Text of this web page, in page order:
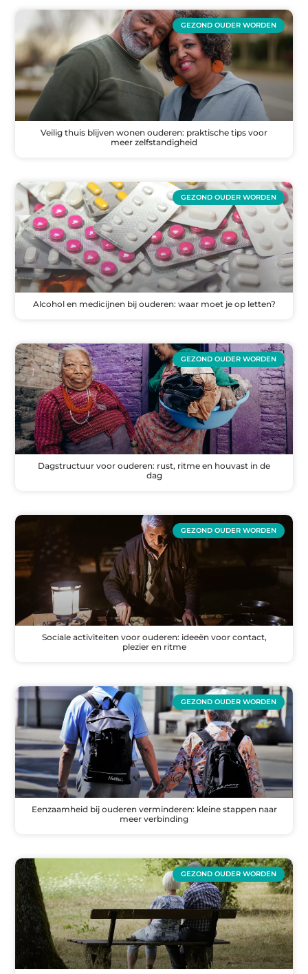
GEZOND OUDER WORDEN
Veilig thuis blijven wonen ouderen: praktische tips voor
meer zelfstandigheid
GEZOND OUDER WORDEN
Alcohol en medicijnen bij ouderen: waar moet je op letten?
GEZOND OUDER WORDEN
Dagstructuur voor ouderen: rust, ritme en houvast in de
dag
GEZOND OUDER WORDEN
Sociale activiteiten voor ouderen: ideeën voor contact,
plezier en ritme
GEZOND OUDER WORDEN
Eenzaamheid bij ouderen verminderen: kleine stappen naar
meer verbinding
GEZOND OUDER WORDEN